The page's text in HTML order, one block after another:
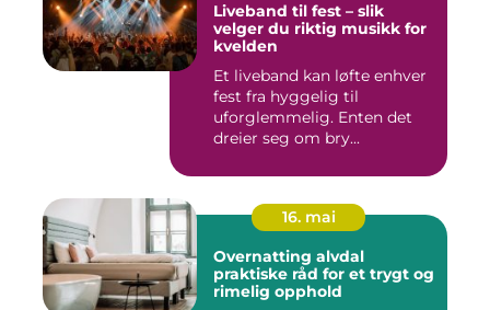
Liveband til fest – slik
velger du riktig musikk for
kvelden
Et liveband kan løfte enhver
fest fra hyggelig til
uforglemmelig. Enten det
dreier seg om bry...
16. mai
Overnatting alvdal
praktiske råd for et trygt og
rimelig opphold